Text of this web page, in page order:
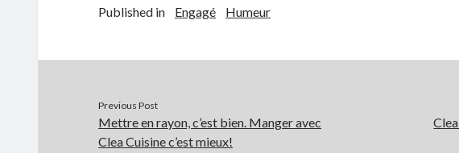
Published in Engagé Humeur
Previous Post
Mettre en rayon, c’est bien. Manger avec
Clea Cuisine c’est mieux!